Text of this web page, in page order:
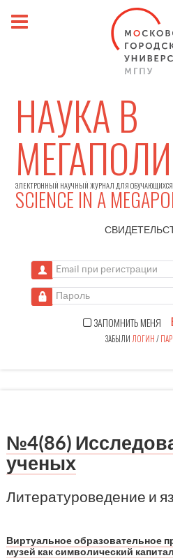
НАУКА В
ЭЛЕКТРОННЫЙ НАУЧНЫЙ ЖУРНАЛ ДЛЯ ОБУЧАЮЩИХСЯ
SCIENCE IN A
Email при регистрации
Пароль
ЗАПОМНИТЬ МЕНЯ
ЗАБЫЛИ ЛОГИН/
№4(86)
ученых
Литературоведение и
Виртуальное образовательное
музей как символический